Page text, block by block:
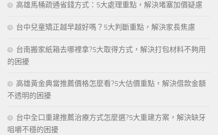
高雄馬桶疏通省錢方式：5大處理重點，解決堵塞加價疑慮
台中兒童矯正越早越好嗎？5大判斷重點，解決家長焦慮
台南搬家紙箱去哪裡拿?5大取得方式，解決打包材料不夠用
的困擾
高雄黃金典當推薦價格怎麼看?5大估價重點，解決借款金額
不透明的困擾
台中全口重建推薦治療方式怎麼選?5大重建方案，解決缺牙
咀嚼不穩的困擾